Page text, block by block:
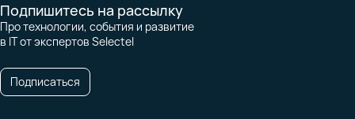
Подпишитесь на рассылку
Про технологии, события и развитие
в IT от экспертов Selectel
Подписаться